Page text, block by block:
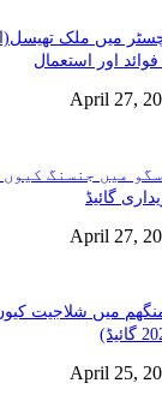
میں ملک
اور استعمال
April 27,
گائیڈ
April 27,
میں شلاجیت کیوں
April 25,